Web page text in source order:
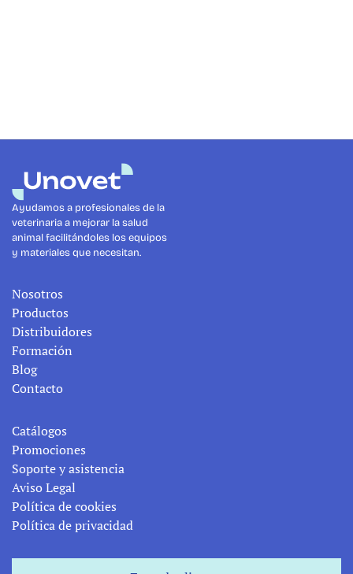
Ayudamos a profesionales de la
veterinaria a mejorar la salud
animal facilitándoles los equipos
y materiales que necesitan.
Nosotros
Productos
Distribuidores
Formación
Blog
Contacto
Catálogos
Promociones
Soporte y asistencia
Aviso Legal
Política de cookies
Política de privacidad